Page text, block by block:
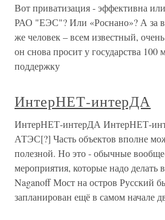
Вот приватизация - эффективна
РАО "ЕЭС"? Или «Роснано»? А за
же человек – всем известный,
он снова просит у государства 100
поддержку
ИнтерНЕТ-интерДА
ИнтерНЕТ-интерДА ИнтерНЕТ-
АТЭС[?] Часть объектов вполне
полезной. Но это - обычные
мероприятия, которые надо делать
Naganoff Мост на остров Русский
запланирован ещё в самом начале